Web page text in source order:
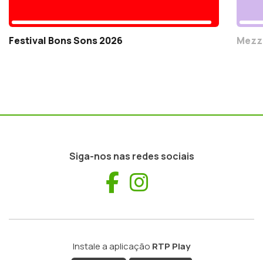
Festival Bons Sons 2026
Siga-nos nas redes sociais
Facebook
Instale a aplicação RTP Play